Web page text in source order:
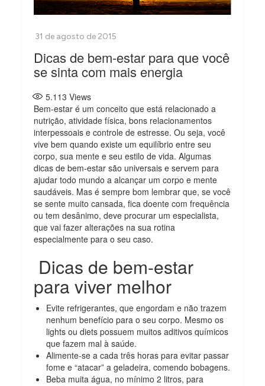
Dicas de bem-estar para que você
se sinta com mais energia
5.113 Views
Bem-estar é um conceito que está relacionado a
nutrição, atividade física, bons relacionamentos
interpessoais e controle de estresse. Ou seja, você
vive bem quando existe um equilíbrio entre seu
corpo, sua mente e seu estilo de vida. Algumas
dicas de bem-estar são universais e servem para
ajudar todo mundo a alcançar um corpo e mente
saudáveis. Mas é sempre bom lembrar que, se você
se sente muito cansada, fica doente com frequência
ou tem desânimo, deve procurar um especialista,
que vai fazer alterações na sua rotina
especialmente para o seu caso.
Dicas de bem-estar
para viver melhor
Evite refrigerantes, que engordam e não trazem
nenhum benefício para o seu corpo. Mesmo os
lights ou diets possuem muitos aditivos químicos
que fazem mal à saúde.
Alimente-se a cada três horas para evitar passar
fome e “atacar” a geladeira, comendo bobagens.
Beba muita água, no mínimo 2 litros, para